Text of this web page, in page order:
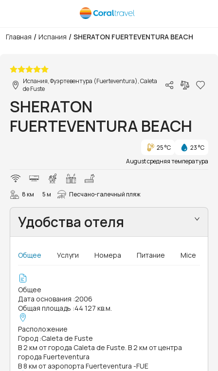
Главная / Испания / SHERATON FUERTEVENTURA BEACH
Испания, Фуэртевентура (Fuerteventura), Caleta
de Fuste
SHERATON
FUERTEVENTURA BEACH
25 °C
23 °C
August средняя температура
8 км 5 м Песчано-галечный пляж
Удобства отеля
Общее Услуги Номера Питание Mice
Общее
Дата основания :2006
Общая площадь :44 127 кв.м.
Расположение
Город :Caleta de Fuste
В 2 км от города Caleta de Fuste. В 2 км от центра
города Fuerteventura
В 8 км от аэропорта Fuerteventura -FUE